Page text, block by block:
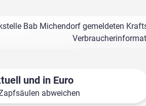
Bab Michendorf gemeldeten
und in Euro
abweichen